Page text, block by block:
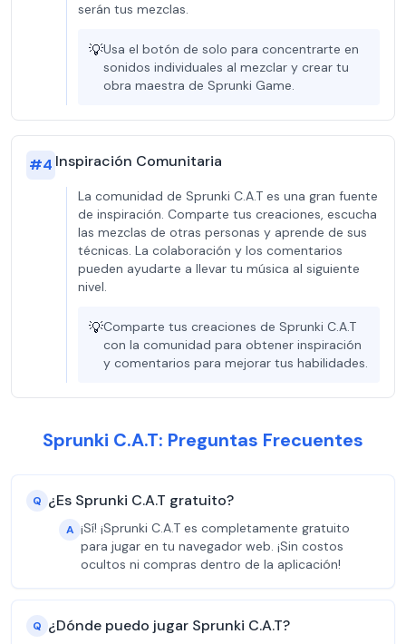
serán tus mezclas.
💡Usa el botón de solo para concentrarte en
sonidos individuales al mezclar y crear tu
obra maestra de Sprunki Game.
#4 Inspiración Comunitaria
La comunidad de Sprunki C.A.T es una gran fuente
de inspiración. Comparte tus creaciones, escucha
las mezclas de otras personas y aprende de sus
técnicas. La colaboración y los comentarios
pueden ayudarte a llevar tu música al siguiente
nivel.
💡Comparte tus creaciones de Sprunki C.A.T
con la comunidad para obtener inspiración
y comentarios para mejorar tus habilidades.
Sprunki C.A.T: Preguntas Frecuentes
Q ¿Es Sprunki C.A.T gratuito?
A ¡Sí! ¡Sprunki C.A.T es completamente gratuito
para jugar en tu navegador web. ¡Sin costos
ocultos ni compras dentro de la aplicación!
Q ¿Dónde puedo jugar Sprunki C.A.T?